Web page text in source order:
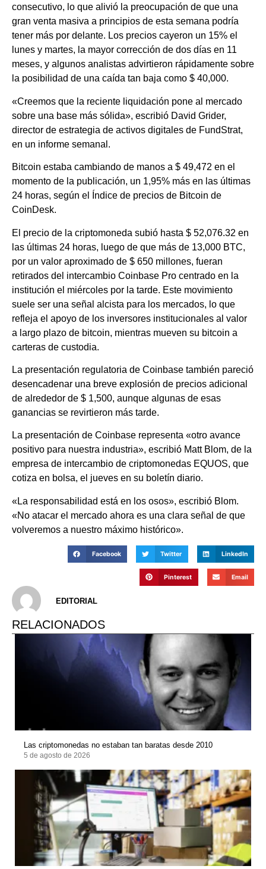
consecutivo, lo que alivió la preocupación de que una
gran venta masiva a principios de esta semana podría
tener más por delante. Los precios cayeron un 15% el
lunes y martes, la mayor corrección de dos días en 11
meses, y algunos analistas advirtieron rápidamente sobre
la posibilidad de una caída tan baja como $ 40,000.
«Creemos que la reciente liquidación pone al mercado
sobre una base más sólida», escribió David Grider,
director de estrategia de activos digitales de FundStrat,
en un informe semanal.
Bitcoin estaba cambiando de manos a $ 49,472 en el
momento de la publicación, un 1,95% más en las últimas
24 horas, según el Índice de precios de Bitcoin de
CoinDesk.
El precio de la criptomoneda subió hasta $ 52,076.32 en
las últimas 24 horas, luego de que más de 13,000 BTC,
por un valor aproximado de $ 650 millones, fueran
retirados del intercambio Coinbase Pro centrado en la
institución el miércoles por la tarde. Este movimiento
suele ser una señal alcista para los mercados, lo que
refleja el apoyo de los inversores institucionales al valor
a largo plazo de bitcoin, mientras mueven su bitcoin a
carteras de custodia.
La presentación regulatoria de Coinbase también pareció
desencadenar una breve explosión de precios adicional
de alrededor de $ 1,500, aunque algunas de esas
ganancias se revirtieron más tarde.
La presentación de Coinbase representa «otro avance
positivo para nuestra industria», escribió Matt Blom, de la
empresa de intercambio de criptomonedas EQUOS, que
cotiza en bolsa, el jueves en su boletín diario.
«La responsabilidad está en los osos», escribió Blom.
«No atacar el mercado ahora es una clara señal de que
volveremos a nuestro máximo histórico».
Facebook Twitter LinkedIn
Pinterest Email
EDITORIAL
RELACIONADOS
Las criptomonedas no estaban tan baratas desde 2010
5 de agosto de 2026